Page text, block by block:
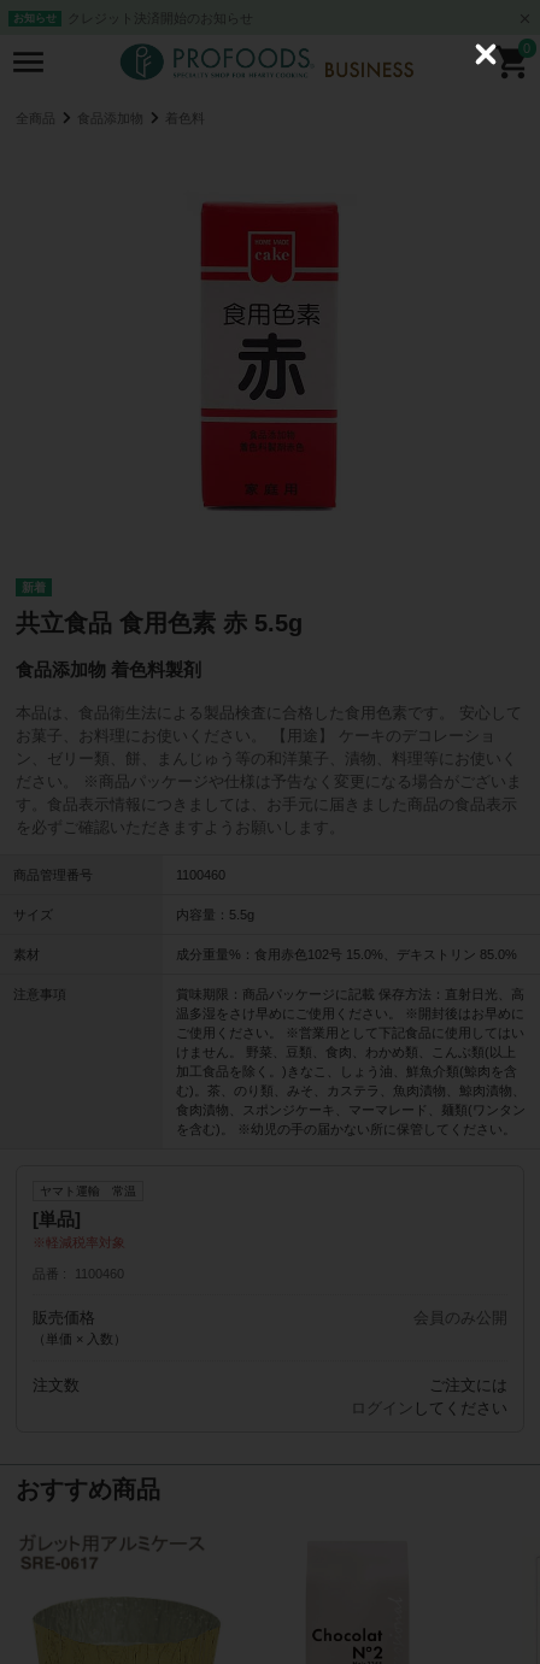
お知らせ クレジット決済開始のお知らせ
0
全商品 食品添加物 着色料
共立食品 食用色素 赤 5.5g
食品添加物 着色料製剤
本品は、食品衛生法による製品検査に合格した食用色素です。 安心して
お菓子、お料理にお使いください。 【用途】 ケーキのデコレーショ
ン、ゼリー類、餅、まんじゅう等の和洋菓子、漬物、料理等にお使いく
ださい。 ※商品パッケージや仕様は予告なく変更になる場合がございま
す。食品表示情報につきましては、お手元に届きました商品の食品表示
を必ずご確認いただきますようお願いします。
商品管理番号 1100460
サイズ 内容量：5.5g
素材 成分重量%：食用赤色102号 15.0%、デキストリン 85.0%
注意事項
賞味期限：商品パッケージに記載 保存方法：直射日光、高
温多湿をさけ早めにご使用ください。 ※開封後はお早めに
ご使用ください。 ※営業用として下記食品に使用してはい
けません。 野菜、豆類、食肉、わかめ類、こんぶ類(以上
加工食品を除く。)きなこ、しょう油、鮮魚介類(鯨肉を含
む)。茶、のり類、みそ、カステラ、魚肉漬物、鯨肉漬物、
食肉漬物、スポンジケーキ、マーマレード、麺類(ワンタン
を含む)。 ※幼児の手の届かない所に保管してください。
ヤマト運輸 常温
[単品]
軽減税率対象
品番 1100460
販売価格
（単価 × 入数）
会員のみ公開
注文数
ご注文には
ログイン してください
おすすめ商品
C